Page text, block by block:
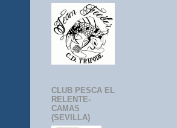
CLUB PESCA EL
RELENTE-
CAMAS
(SEVILLA)